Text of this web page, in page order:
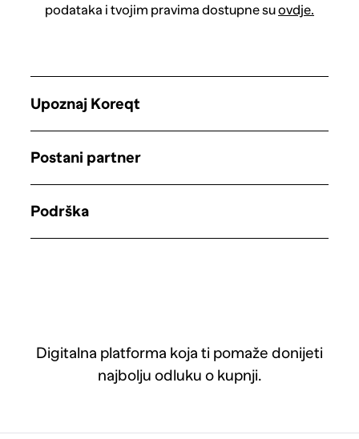
podataka i tvojim pravima dostupne suovdje.
Digitalna platforma koja ti pomaže donijeti
najbolju odluku o kupnji.
Upoznaj Koreqt
Postani partner
Podrška